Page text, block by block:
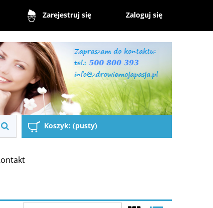
Zarejestruj się Zaloguj się
Koszyk: (pusty)